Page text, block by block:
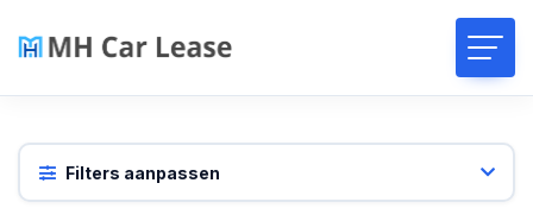
Filters aanpassen